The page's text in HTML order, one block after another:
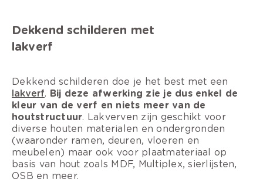
Dekkend schilderen met
lakverf
Dekkend schilderen doe je het best met een
lakverf. Bij deze afwerking zie je dus enkel de
kleur van de verf en niets meer van de
houtstructuur. Lakverven zijn geschikt voor
diverse houten materialen en ondergronden
(waaronder ramen, deuren, vloeren en
meubelen) maar ook voor plaatmateriaal op
basis van hout zoals MDF, Multiplex, sierlijsten,
OSB en meer.